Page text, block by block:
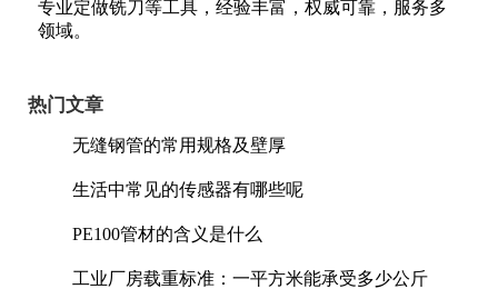
专业定做铣刀等工具，经验丰富，权威可靠，服务多
领域。
热门文章
无缝钢管的常用规格及壁厚
生活中常见的传感器有哪些呢
PE100管材的含义是什么
工业厂房载重标准：一平方米能承受多少公斤